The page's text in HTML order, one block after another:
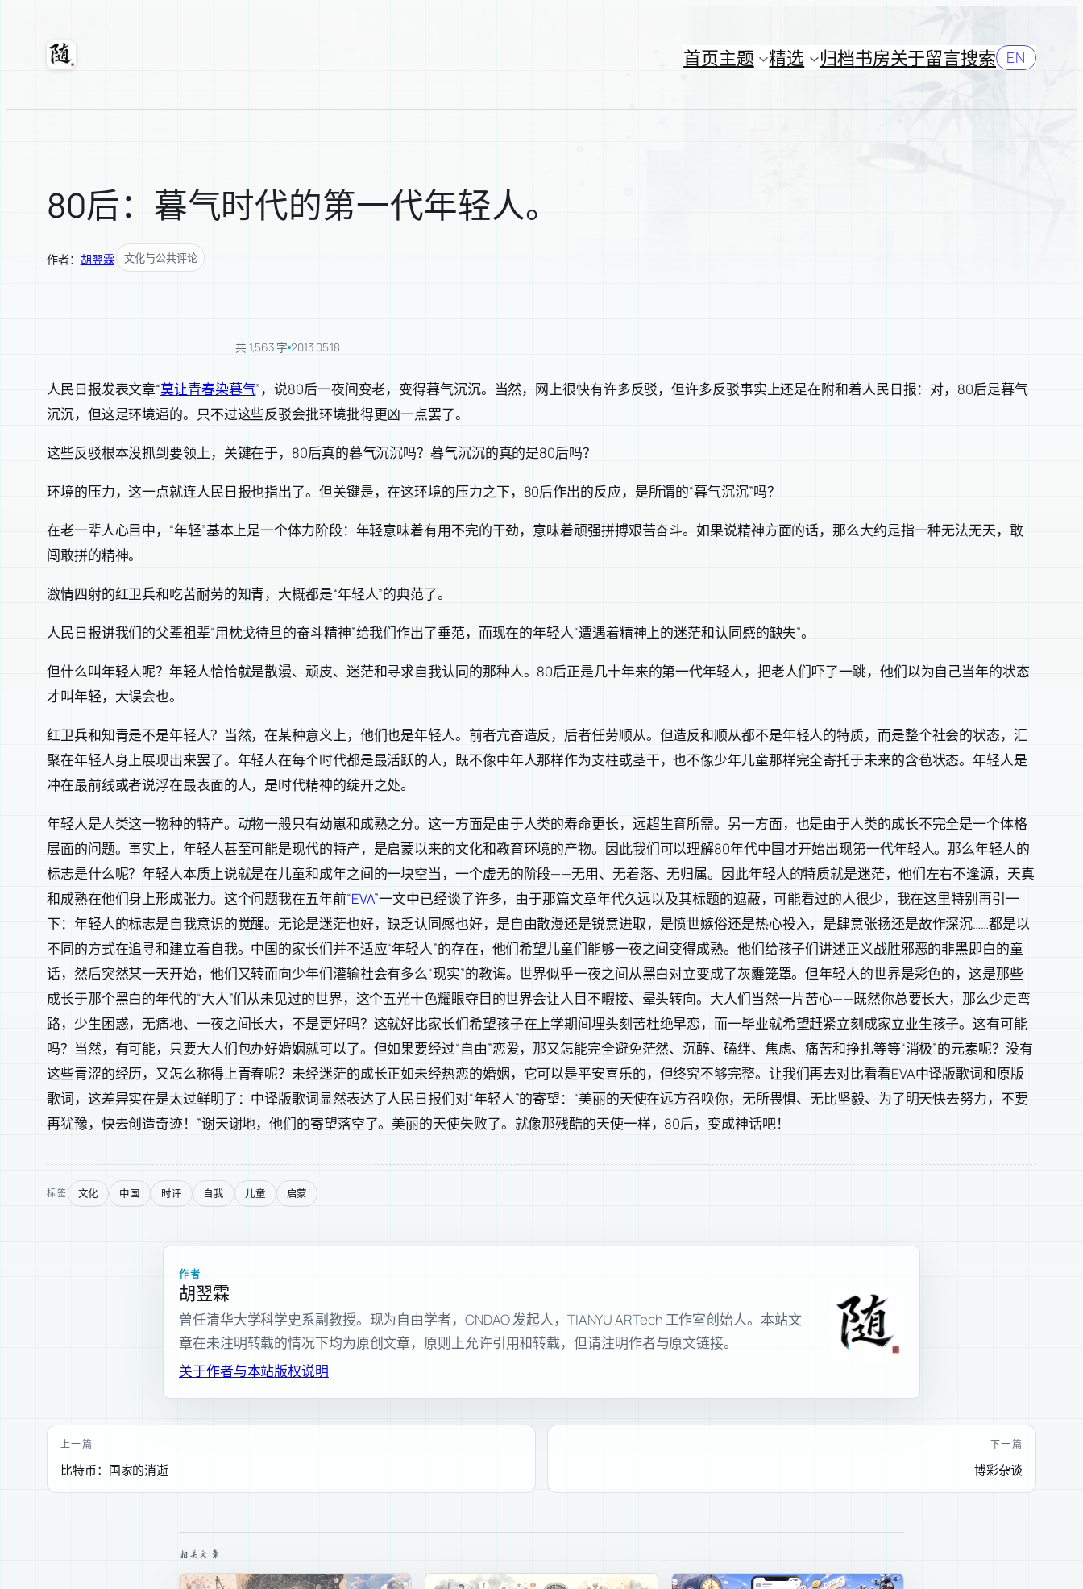
随轩 首页主题 精选 归档书房关于留言搜索 EN
80后：暮气时代的第一代年轻人。
作者： 胡翌霖· 文化与公共评论
共 1,563 字 2013.05.18
人民日报发表文章“莫让青春染暮气”，说80后一夜间变老，变得暮气沉沉。当然，网上很快有许多反驳，但许多反驳事实上还是在附和着人民日报：对，80后是暮气
沉沉，但这是环境逼的。只不过这些反驳会批环境批得更凶一点罢了。
这些反驳根本没抓到要领上，关键在于，80后真的暮气沉沉吗？暮气沉沉的真的是80后吗？
环境的压力，这一点就连人民日报也指出了。但关键是，在这环境的压力之下，80后作出的反应，是所谓的“暮气沉沉”吗？
在老一辈人心目中，“年轻”基本上是一个体力阶段：年轻意味着有用不完的干劲，意味着顽强拼搏艰苦奋斗。如果说精神方面的话，那么大约是指一种无法无天，敢
闯敢拼的精神。
激情四射的红卫兵和吃苦耐劳的知青，大概都是“年轻人”的典范了。
人民日报讲我们的父辈祖辈“用枕戈待旦的奋斗精神”给我们作出了垂范，而现在的年轻人“遭遇着精神上的迷茫和认同感的缺失”。
但什么叫年轻人呢？年轻人恰恰就是散漫、顽皮、迷茫和寻求自我认同的那种人。80后正是几十年来的第一代年轻人，把老人们吓了一跳，他们以为自己当年的状态
才叫年轻，大误会也。
红卫兵和知青是不是年轻人？当然，在某种意义上，他们也是年轻人。前者亢奋造反，后者任劳顺从。但造反和顺从都不是年轻人的特质，而是整个社会的状态，汇
聚在年轻人身上展现出来罢了。年轻人在每个时代都是最活跃的人，既不像中年人那样作为支柱或茎干，也不像少年儿童那样完全寄托于未来的含苞状态。年轻人是
冲在最前线或者说浮在最表面的人，是时代精神的绽开之处。
年轻人是人类这一物种的特产。动物一般只有幼崽和成熟之分。这一方面是由于人类的寿命更长，远超生育所需。另一方面，也是由于人类的成长不完全是一个体格
层面的问题。事实上，年轻人甚至可能是现代的特产，是启蒙以来的文化和教育环境的产物。因此我们可以理解80年代中国才开始出现第一代年轻人。那么年轻人的
标志是什么呢？年轻人本质上说就是在儿童和成年之间的一块空当，一个虚无的阶段——无用、无着落、无归属。因此年轻人的特质就是迷茫，他们左右不逢源，天真
和成熟在他们身上形成张力。这个问题我在五年前“EVA”一文中已经谈了许多，由于那篇文章年代久远以及其标题的遮蔽，可能看过的人很少，我在这里特别再引一
下：年轻人的标志是自我意识的觉醒。无论是迷茫也好，缺乏认同感也好，是自由散漫还是锐意进取，是愤世嫉俗还是热心投入，是肆意张扬还是故作深沉……都是以
不同的方式在追寻和建立着自我。中国的家长们并不适应“年轻人”的存在，他们希望儿童们能够一夜之间变得成熟。他们给孩子们讲述正义战胜邪恶的非黑即白的童
话，然后突然某一天开始，他们又转而向少年们灌输社会有多么“现实”的教诲。世界似乎一夜之间从黑白对立变成了灰霾笼罩。但年轻人的世界是彩色的，这是那些
成长于那个黑白的年代的“大人”们从未见过的世界，这个五光十色耀眼夺目的世界会让人目不暇接、晕头转向。大人们当然一片苦心——既然你总要长大，那么少走弯
路，少生困惑，无痛地、一夜之间长大，不是更好吗？这就好比家长们希望孩子在上学期间埋头刻苦杜绝早恋，而一毕业就希望赶紧立刻成家立业生孩子。这有可能
吗？当然，有可能，只要大人们包办好婚姻就可以了。但如果要经过“自由”恋爱，那又怎能完全避免茫然、沉醉、磕绊、焦虑、痛苦和挣扎等等“消极”的元素呢？没有
这些青涩的经历，又怎么称得上青春呢？未经迷茫的成长正如未经热恋的婚姻，它可以是平安喜乐的，但终究不够完整。让我们再去对比看看EVA中译版歌词和原版
歌词，这差异实在是太过鲜明了：中译版歌词显然表达了人民日报们对“年轻人”的寄望：“美丽的天使在远方召唤你，无所畏惧、无比坚毅、为了明天快去努力，不要
再犹豫，快去创造奇迹！”谢天谢地，他们的寄望落空了。美丽的天使失败了。就像那残酷的天使一样，80后，变成神话吧！
标签 文化 中国 时评 自我 儿童 启蒙
作者
胡翌霖
曾任清华大学科学史系副教授。现为自由学者，CNDAO 发起人，TIANYU ARTech 工作室创始人。本站文
章在未注明转载的情况下均为原创文章，原则上允许引用和转载，但请注明作者与原文链接。
关于作者与本站版权说明
上一篇
比特币：国家的消逝
下一篇
博彩杂谈
相关文章